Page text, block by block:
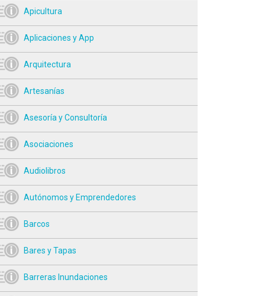
Apicultura
Aplicaciones y App
Arquitectura
Artesanías
Asesoría y Consultoría
Asociaciones
Audiolibros
Autónomos y Emprendedores
Barcos
Bares y Tapas
Barreras Inundaciones